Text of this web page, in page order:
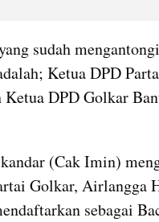
sudah
Ketua DPD
DPD Golkar
(Cak Imin)
Golkar, Airlangga
sebagai